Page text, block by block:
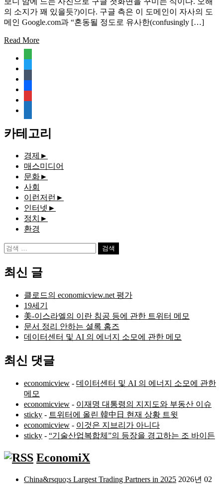
의 소지가 꽤 있을듯?)이다. 구글 측은 이 도메인이 자사의 도
메인 Google.com과 “혼동될 정도로 유사한(confusingly […]
Read More
document
카테고리
경제 ►
매스미디어
문화►
사회
이런저런 ►
인터넷 ►
정치 ►
환경
검
최신 글
클로드의 economicview.net 평가
19세기
美-이스라엘의 이란 침공 등에 관한 트위터 메모
문서 정리 안하는 셜록 홈즈
데이터센터 및 AI 의 에너지 소모에 관한 메모
최신 댓글
economicview - 데이터센터 및 AI 의 에너지 소모에 관한
메모
economicview - 이재명 대통령의 지지도와 부동산 이슈
sticky - 트위터에 올린 韓中日 현재 상황 트윗
economicview - 이것은 지브리가 아니다
sticky - “기술산업복합체”의 등장을 경고하는 조 바이든
EconomiX
China&rsquo;s Largest Trading Partners in 2025 2026년 02